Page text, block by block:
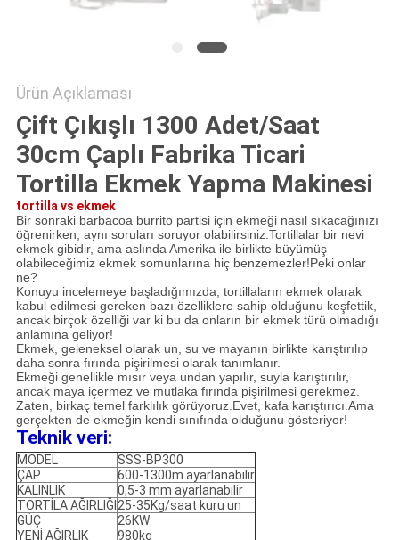
Ürün Açıklaması
Çift Çıkışlı 1300 Adet/Saat
30cm Çaplı Fabrika Ticari
Tortilla Ekmek Yapma Makinesi
tortilla vs ekmek
Bir sonraki barbacoa burrito partisi için ekmeği nasıl sıkacağınızı
öğrenirken, aynı soruları soruyor olabilirsiniz.Tortillalar bir nevi
ekmek gibidir, ama aslında Amerika ile birlikte büyümüş
olabileceğimiz ekmek somunlarına hiç benzemezler!Peki onlar
ne?
Konuyu incelemeye başladığımızda, tortillaların ekmek olarak
kabul edilmesi gereken bazı özelliklere sahip olduğunu keşfettik,
ancak birçok özelliği var ki bu da onların bir ekmek türü olmadığı
anlamına geliyor!
Ekmek, geleneksel olarak un, su ve mayanın birlikte karıştırılıp
daha sonra fırında pişirilmesi olarak tanımlanır.
Ekmeği genellikle mısır veya undan yapılır, suyla karıştırılır,
ancak maya içermez ve mutlaka fırında pişirilmesi gerekmez.
Zaten, birkaç temel farklılık görüyoruz.Evet, kafa karıştırıcı.Ama
gerçekten de ekmeğin kendi sınıfında olduğunu gösteriyor!
Teknik veri:
MODEL
SSS-BP300
ÇAP
600-1300m ayarlanabilir
KALINLIK
0,5-3 mm ayarlanabilir
TORTİLA AĞIRLIĞI 25-35Kg/saat kuru un
GÜÇ
26KW
YENİ AĞIRLIK
980kg